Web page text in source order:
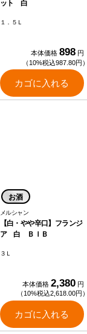
ット 白
１．５Ｌ
本体価格 898 円
（10%税込987.80円
カゴに入れる
お酒
メルシャン
【白・やや辛口】フランジ
ア 白 ＢＩＢ
３Ｌ
本体価格 2,380 円
（10%税込2,618.00円
カゴに入れる